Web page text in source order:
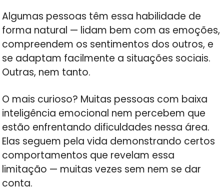
Algumas pessoas têm essa habilidade de
forma natural — lidam bem com as emoções,
compreendem os sentimentos dos outros, e
se adaptam facilmente a situações sociais.
Outras, nem tanto.
O mais curioso? Muitas pessoas com baixa
inteligência emocional nem percebem que
estão enfrentando dificuldades nessa área.
Elas seguem pela vida demonstrando certos
comportamentos que revelam essa
limitação — muitas vezes sem nem se dar
conta.